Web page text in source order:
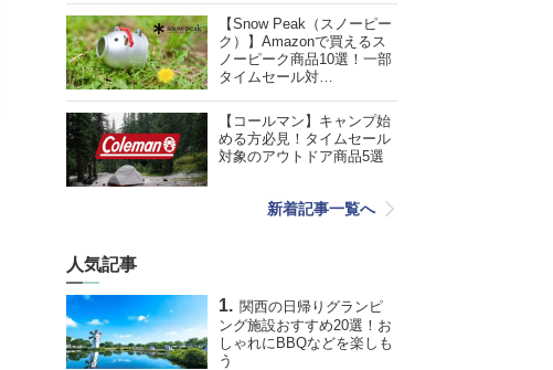
【Snow Peak（スノーピー
ク）】Amazonで買えるス
ノーピーク商品10選！一部
タイムセール対…
【コールマン】キャンプ始
める方必見！タイムセール
対象のアウトドア商品5選
新着記事一覧へ
人気記事
関西の日帰りグランピ
ング施設おすすめ20選！お
しゃれにBBQなどを楽しも
う